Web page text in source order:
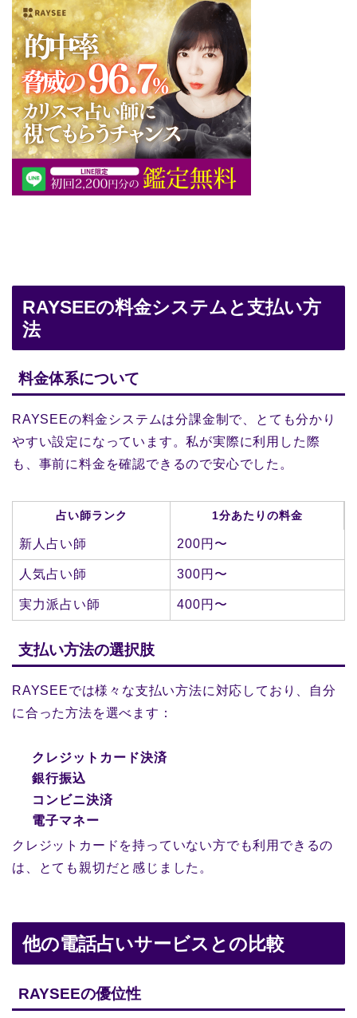
RAYSEEの料金システムと支払い方
法
料金体系について
RAYSEEの料金システムは分課金制で、とても分かり
やすい設定になっています。私が実際に利用した際
も、事前に料金を確認できるので安心でした。
占い師ランク 1分あたりの料金
新人占い師 200円〜
人気占い師 300円〜
実力派占い師 400円〜
支払い方法の選択肢
RAYSEEでは様々な支払い方法に対応しており、自分
に合った方法を選べます：
クレジットカード決済
銀行振込
コンビニ決済
電子マネー
クレジットカードを持っていない方でも利用できるの
は、とても親切だと感じました。
他の電話占いサービスとの比較
RAYSEEの優位性